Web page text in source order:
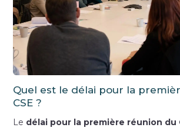
Quel est le délai pour la
CSE ?
Le délai pour la première réunion du